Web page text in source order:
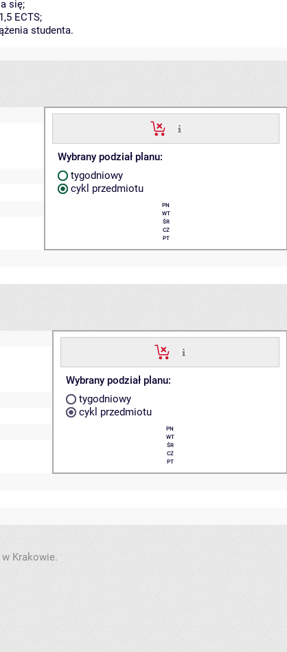
się;
ECTS;
studenta.
Wybrany podział planu:
tygodniowy
cykl przedmiotu
PN
WT
ŚR
CZ
PT
Wybrany podział planu:
tygodniowy
cykl przedmiotu
PN
WT
ŚR
CZ
PT
Krakowie.